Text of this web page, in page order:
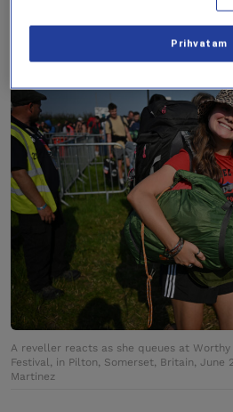
blatnjavi mali grad
A reveller reacts as she queues at
Festival, in Pilton, Somerset, Britain, June
Martinez
Prihvatam